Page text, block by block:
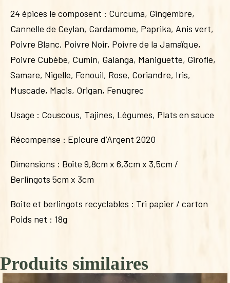
24 épices le composent : Curcuma, Gingembre,
Cannelle de Ceylan, Cardamome, Paprika, Anis vert,
Poivre Blanc, Poivre Noir, Poivre de la Jamaïque,
Poivre Cubèbe, Cumin, Galanga, Maniguette, Girofle,
Samare, Nigelle, Fenouil, Rose, Coriandre, Iris,
Muscade, Macis, Origan, Fenugrec
Usage : Couscous, Tajines, Légumes, Plats en sauce
Récompense : Epicure d’Argent 2020
Dimensions : Boîte 9,8cm x 6,3cm x 3,5cm /
Berlingots 5cm x 3cm
Boite et berlingots recyclables : Tri papier / carton
Poids net : 18g
Produits similaires